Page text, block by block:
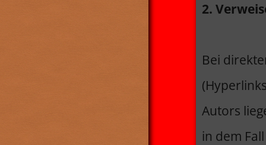
2.
Bei
Autors
in dem